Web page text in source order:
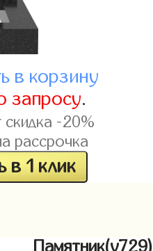
в корзину
запросу.
скидка -20%
рассрочка
в 1 клик
Памятник(v729)